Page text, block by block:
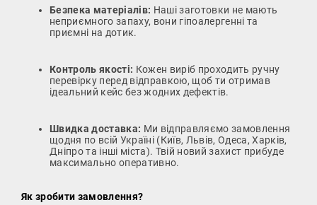
Безпека матеріалів: Наші заготовки не мають
неприємного запаху, вони гіпоалергенні та
приємні на дотик.
Контроль якості: Кожен виріб проходить ручну
перевірку перед відправкою, щоб ти отримав
ідеальний кейс без жодних дефектів.
Швидка доставка: Ми відправляємо замовлення
щодня по всій Україні (Київ, Львів, Одеса, Харків,
Дніпро та інші міста). Твій новий захист прибуде
максимально оперативно.
Як зробити замовлення?